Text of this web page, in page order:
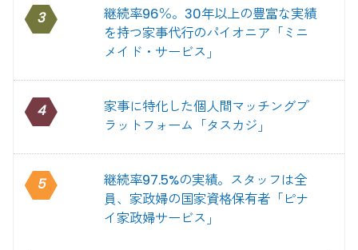
3
継続率96％。30年以上の豊富な実績
を持つ家事代行のパイオニア「ミニ
メイド・サービス」
4
家事に特化した個人間マッチングプ
ラットフォーム「タスカジ」
5
継続率97.5%の実績。スタッフは全
員、家政婦の国家資格保有者「ピナ
イ家政婦サービス」